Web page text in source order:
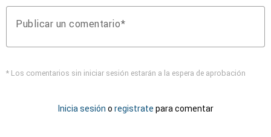
Publicar un comentario
* Los comentarios sin iniciar sesión estarán a la espera de aprobación
Inicia sesión o registrate para comentar